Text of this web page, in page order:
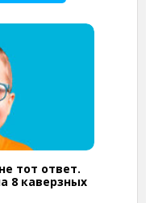
тот ответ.
8 каверзных